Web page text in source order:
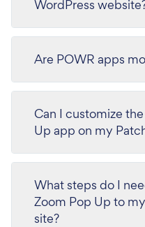
WordPress
Are POWR apps
Can I customize
Up app on my
What steps do I
Zoom Pop Up to
site?